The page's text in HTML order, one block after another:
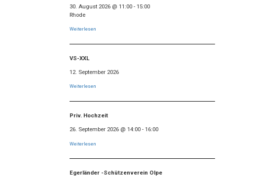
30. August 2026 @ 11:00 - 15:00
Rhode
Weiterlesen
VS-XXL
12. September 2026
Weiterlesen
Priv. Hochzeit
26. September 2026 @ 14:00 - 16:00
Weiterlesen
Egerländer -Schützenverein Olpe